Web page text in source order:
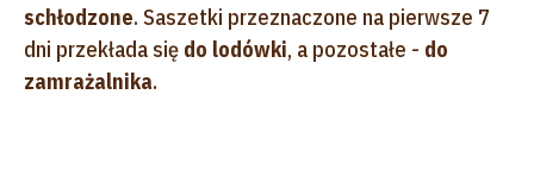
schłodzone. Saszetki przeznaczone na pierwsze 7
dni przekłada się do lodówki, a pozostałe - do
zamrażalnika.